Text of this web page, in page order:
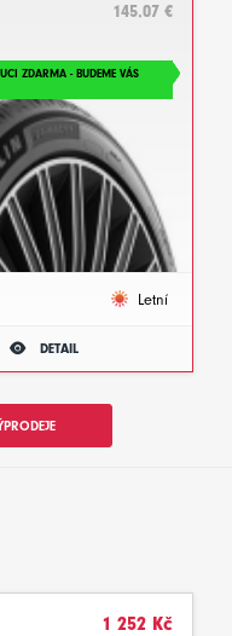
145.07 €
ZDARMA - BUDEME VÁS
Letní
DETAIL
1 252 Kč